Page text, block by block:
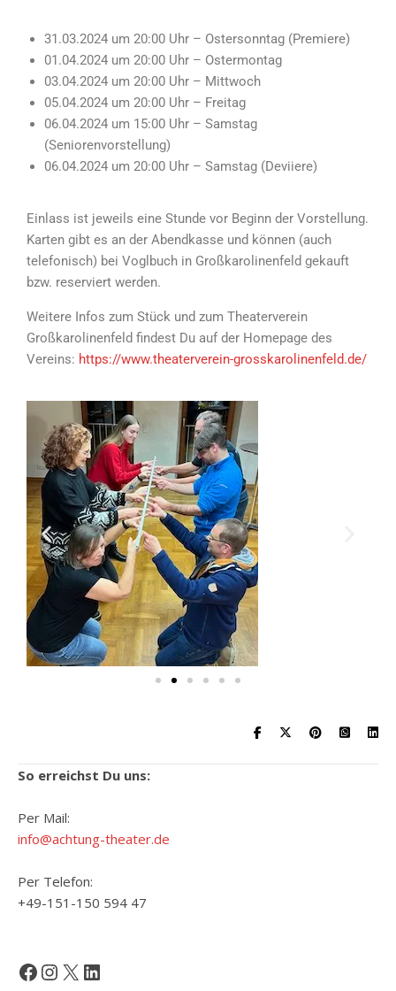
31.03.2024 um 20:00 Uhr – Ostersonntag (Premiere)
01.04.2024 um 20:00 Uhr – Ostermontag
03.04.2024 um 20:00 Uhr – Mittwoch
05.04.2024 um 20:00 Uhr – Freitag
06.04.2024 um 15:00 Uhr – Samstag
(Seniorenvorstellung)
06.04.2024 um 20:00 Uhr – Samstag (Deviiere)
Einlass ist jeweils eine Stunde vor Beginn der Vorstellung.
Karten gibt es an der Abendkasse und können (auch
telefonisch) bei Voglbuch in Großkarolinenfeld gekauft
bzw. reserviert werden.
Weitere Infos zum Stück und zum Theaterverein
Großkarolinenfeld findest Du auf der Homepage des
Vereins: https://www.theaterverein-grosskarolinenfeld.de/
So erreichst Du uns:
Per Mail:
info@achtung-theater.de
Per Telefon:
+49-151-150 594 47